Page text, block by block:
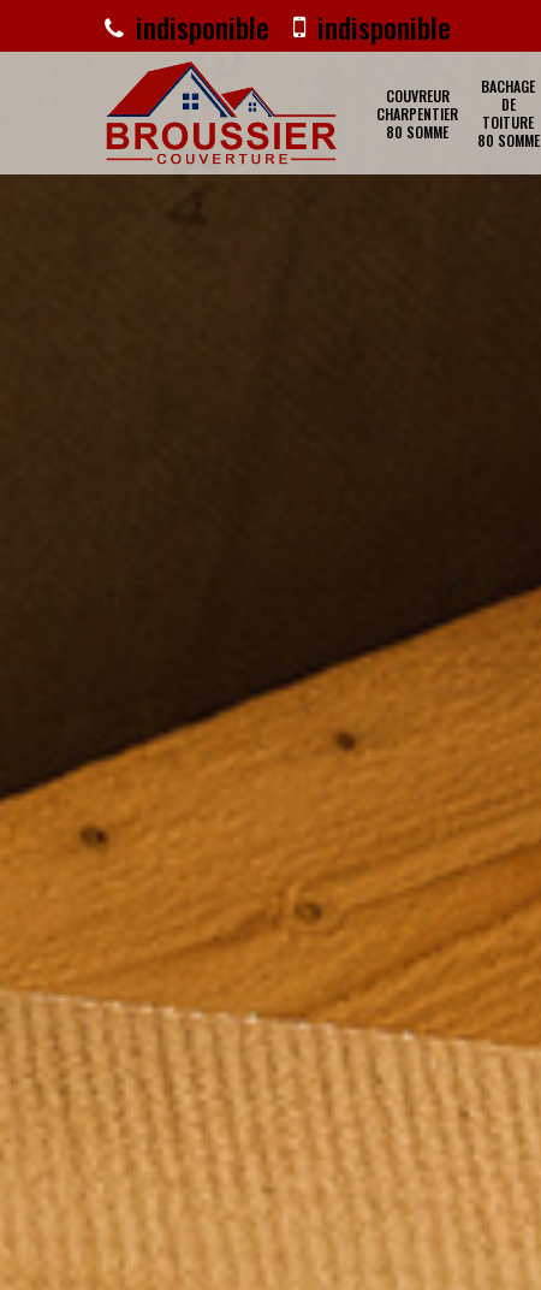
indisponible indisponible
COUVREUR
CHARPENTIER
80 SOMME
BACHAGE
DE
TOITURE
80 SOMME